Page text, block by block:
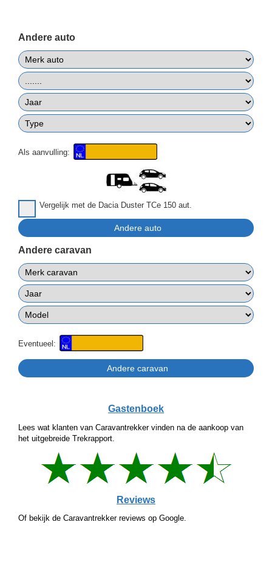
Andere auto
Als aanvulling:
Vergelijk met de Dacia Duster TCe 150 aut.
Andere caravan
Eventueel:
Gastenboek
Lees wat klanten van Caravantrekker vinden na de aankoop van
het uitgebreide Trekrapport.
Reviews
Of bekijk de Caravantrekker reviews op Google.